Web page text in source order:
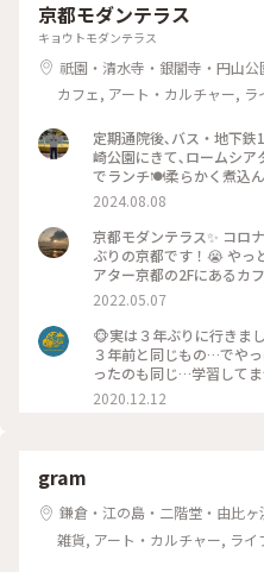
京都モダンテラス
キョウトモダンテラス
祇園・清水寺・銀閣寺・円山公
カフェ, アート・カルチャー, ラ
定期通院後､バス・地下
崎公園にきて､ロームシア
でランチ🍽️柔らかく煮込
🍛 #グルメ #ランチ #カレー
2024.08.08
京都モダンテラス✨ コロ
ぶりの京都です！😭 やっ
アター京都の2Fにあるカ
こで時間を過ごしていた
キのくずを食べにテーブ
とりっぷ #春風さんぽ
2022.05.07
🐵実は３年ぶりに行きま
３年前と同じもの…でや
2020.12.12
gram
鎌倉・江の島・二階堂・由比
雑貨, アート・カルチャー, ライ